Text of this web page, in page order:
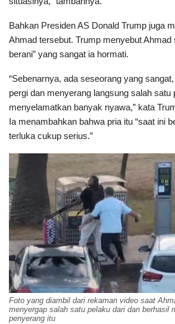
Bahkan Presiden AS Donald Trump juga
Ahmad tersebut. Trump menyebut Ahmad
berani” yang sangat ia hormati.
“Sebenarnya, ada seseorang yang
pergi dan menyerang langsung salah satu
menyelamatkan banyak nyawa,” kata
Ia menambahkan bahwa pria itu “saat ini
terluka cukup serius.”
Foto yang diambil dari rekaman video saat
menyergap salah satu pelaku dari dan berhasil
penyerang itu